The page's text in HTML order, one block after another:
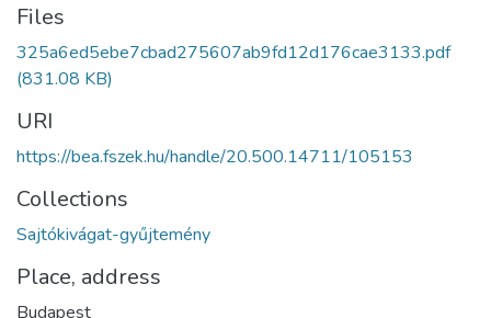
Files
325a6ed5ebe7cbad275607ab9fd12d176cae3133.pdf
(831.08 KB)
URI
https://bea.fszek.hu/handle/20.500.14711/105153
Collections
Sajtókivágat-gyűjtemény
Place, address
Budapest